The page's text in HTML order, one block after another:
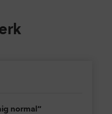
normal“